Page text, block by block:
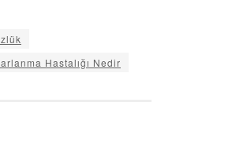
Hastalığı Nedir